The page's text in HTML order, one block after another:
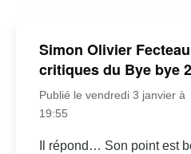
Simon Olivier
critiques du Bye bye
Publié le vendredi 3 janvier à
19:55
Il répond… Son point est